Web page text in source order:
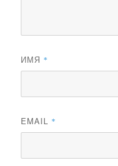
ИМЯ *
EMAIL *